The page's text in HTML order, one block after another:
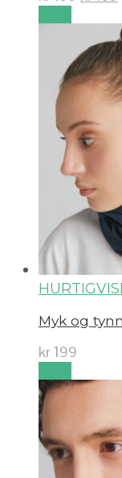
Myk og
kr 199